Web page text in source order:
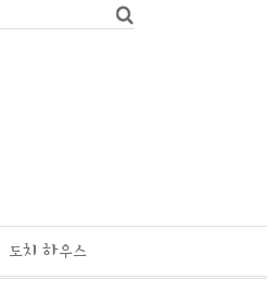
도치 하우스